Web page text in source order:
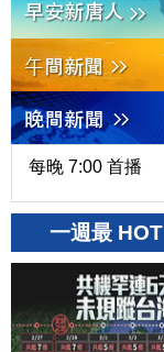
每晚 7:00 首播
一週最 HOT